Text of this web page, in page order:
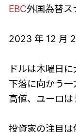
EBC外国為替ス
2023 年 12 月
ドルは木曜日
下落に向かう
高値、ユーロは
投資家の注目は